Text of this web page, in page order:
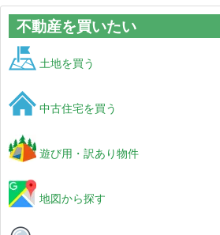
不動産を買いたい
土地を買う
中古住宅を買う
遊び用・訳あり物件
地図から探す